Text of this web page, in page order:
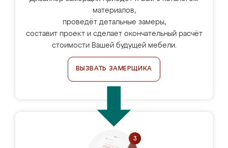
материалов,
проведёт детальные замеры,
составит проект и сделает окончательный расчёт
стоимости Вашей будущей мебели.
ВЫЗВАТЬ ЗАМЕРЩИКА